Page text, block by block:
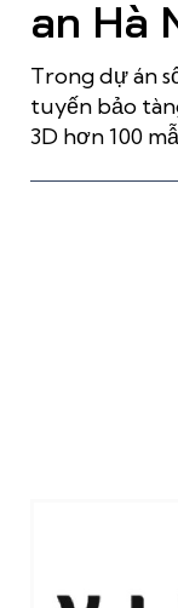
an Hà
Trong dự án
tuyến bảo
3D hơn 100